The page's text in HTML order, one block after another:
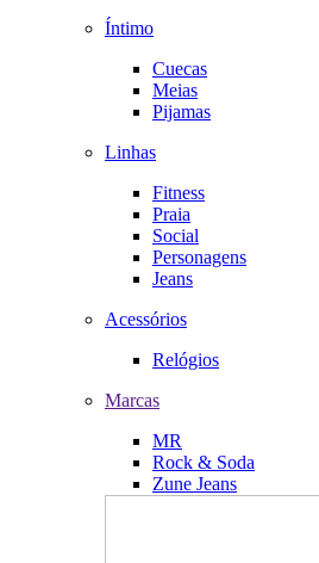
Íntimo
Cuecas
Meias
Pijamas
Linhas
Fitness
Praia
Social
Personagens
Jeans
Acessórios
Relógios
Marcas
MR
Rock & Soda
Zune Jeans